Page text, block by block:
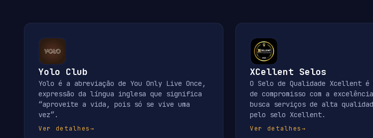
Yolo Club
Yolo é a abreviação de You Only Live Once,
expressão da língua inglesa que significa
“aproveite a vida, pois só se vive uma
vez”.
Ver detalhes→
XCellent Selos
O Selo de Qualidade Xcellent é
de compromisso com a
busca serviços de alta
pelo selo Xcellent.
Ver detalhes→